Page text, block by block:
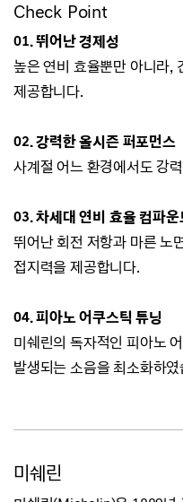
Check Point
01.뛰어난 경제성
높은 연비 효율뿐만 아니라,
제공합니다.
02.강력한 올시즌 퍼포먼스
사계절 어느 환경에서도 강
03. 차세대 연비 효율 컴파운
뛰어난 회전 저항과 마른 노
접지력을 제공합니다.
04. 피아노 어쿠스틱 튜닝
미쉐린의 독자적인 피아노
발생되는 소음을 최소화하
미쉐린